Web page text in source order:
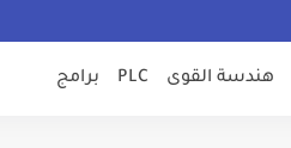
هندسة القوى PLC برامج